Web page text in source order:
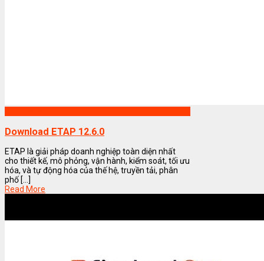
Download ETAP 12.6.0
ETAP là giải pháp doanh nghiệp toàn diện nhất
cho thiết kế, mô phỏng, vận hành, kiểm soát, tối ưu
hóa, và tự động hóa của thế hệ, truyền tải, phân
phố [...]
Read More